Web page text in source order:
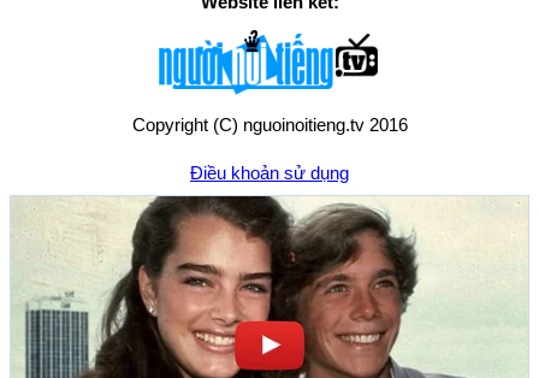
Copyright (C) nguoinoitieng.tv 2016
Điều khoản sử dụng
Chính sách quyền riêng tư